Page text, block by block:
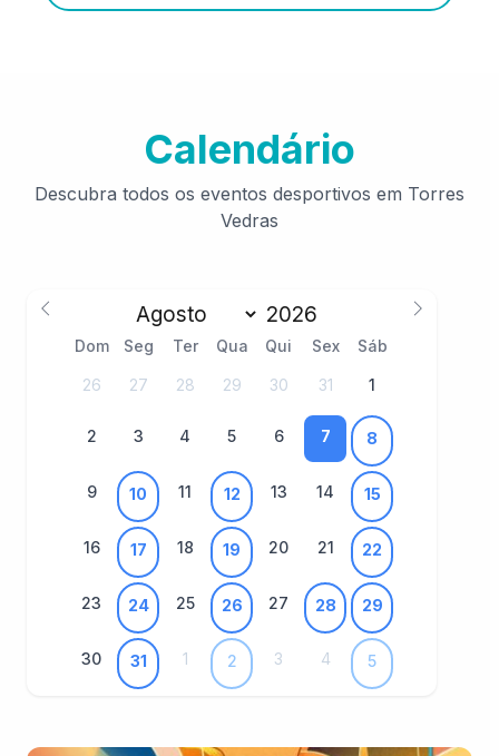
Calendário
Descubra todos os eventos desportivos em Torres
Vedras
Dom Seg Ter Qua Qui Sex Sáb
26 27 28 29 30 31 1
2 3 4 5 6 7 8
9 10 11 12 13 14 15
16 17 18 19 20 21 22
23 24 25 26 27 28 29
30 31 1 2 3 4 5